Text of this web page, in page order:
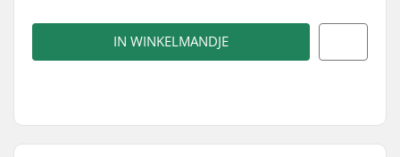
IN WINKELMANDJE